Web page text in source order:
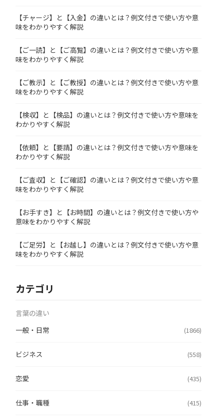
【チャージ】と【入金】の違いとは？例文付きで使い方や意
味をわかりやすく解説
【ご一読】と【ご高覧】の違いとは？例文付きで使い方や意
味をわかりやすく解説
【ご教示】と【ご教授】の違いとは？例文付きで使い方や意
味をわかりやすく解説
【検収】と【検品】の違いとは？例文付きで使い方や意味を
わかりやすく解説
【依頼】と【要請】の違いとは？例文付きで使い方や意味を
わかりやすく解説
【ご査収】と【ご確認】の違いとは？例文付きで使い方や意
味をわかりやすく解説
【お手すき】と【お時間】の違いとは？例文付きで使い方や
意味をわかりやすく解説
【ご足労】と【お越し】の違いとは？例文付きで使い方や意
味をわかりやすく解説
カテゴリ
言葉の違い
一般・日常
(1866)
ビジネス (558)
恋愛 (435)
仕事・職種 (415)